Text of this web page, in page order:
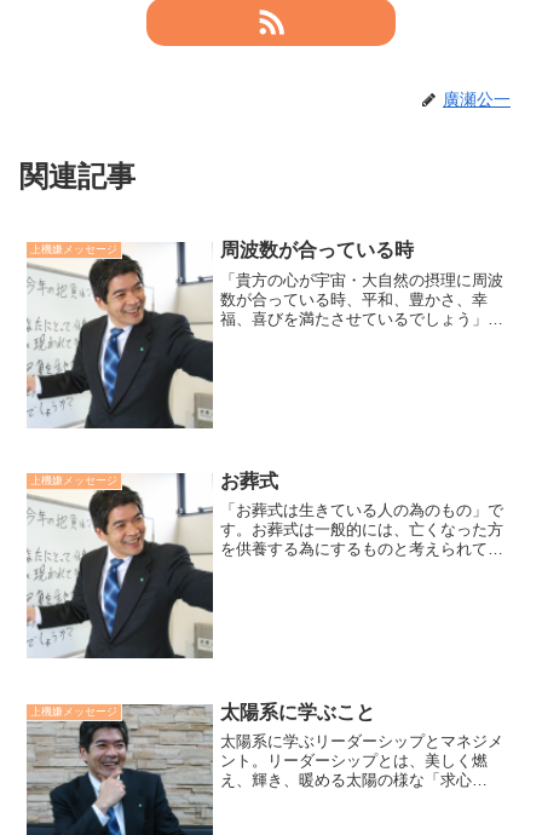
廣瀬公一
関連記事
上機嫌メッセージ 周波数が合っている時
「貴方の心が宇宙・大自然の摂理に周波
数が合っている時、平和、豊かさ、幸
福、喜びを満たさせているでしょう」。
上機嫌メッセージ お葬式
「お葬式は生きている人の為のもの」で
す。お葬式は一般的には、亡くなった方
を供養する為にするものと考えられてい
上機嫌メッセージ 太陽系に学ぶこと
太陽系に学ぶリーダーシップとマネジメ
ント。リーダーシップとは、美しく燃
え、輝き、暖める太陽の様な「求心